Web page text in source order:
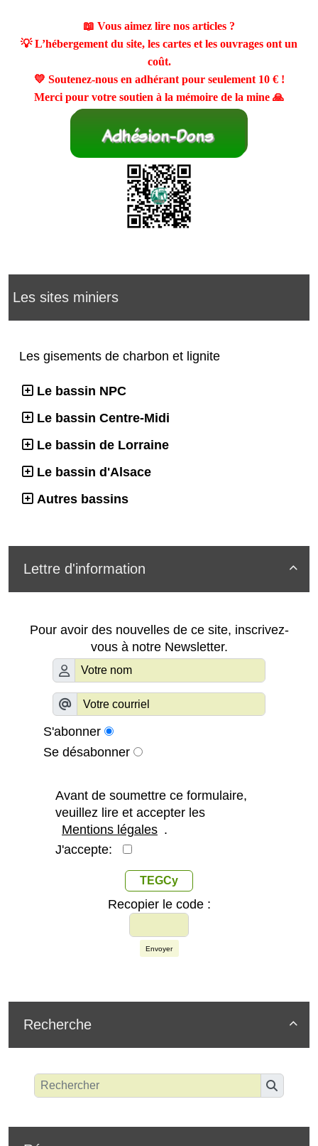
📖 Vous aimez lire nos articles ?
💡 L’hébergement du site, les cartes et les ouvrages ont un
coût.
💛 Soutenez-nous en adhérant pour seulement 10 €!
Merci pour votre soutien à la mémoire de la mine 🙏
Les sites miniers
Les gisements de charbon et lignite
Le bassin NPC
Le bassin Centre-Midi
Le bassin de Lorraine
Le bassin d'Alsace
Autres bassins

Lettre d'information
Pour avoir des nouvelles de ce site, inscrivez-
vous à notre Newsletter.
S'abonner
Se désabonner
Avant de soumettre ce formulaire,
veuillez lire et accepter les
Mentions légales .
J'accepte:
TEGCy
Recopier le code :
Envoyer

Recherche